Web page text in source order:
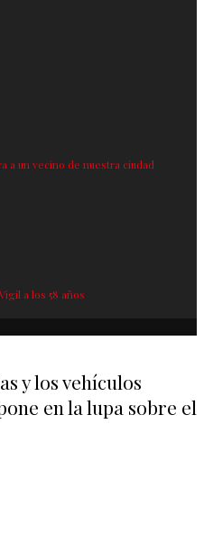
a un vecino de nuestra ciudad
a los 58 años
y los vehículos
en la lupa sobre el